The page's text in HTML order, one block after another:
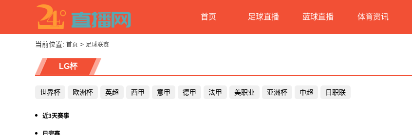
首页 足球直播 蓝球直播 体育资讯
当前位置: 首页 > 足球联赛
LG杯
世界杯 欧洲杯 英超 西甲 意甲 德甲 法甲 美职业 亚洲杯 中超 日职联
近3天赛事